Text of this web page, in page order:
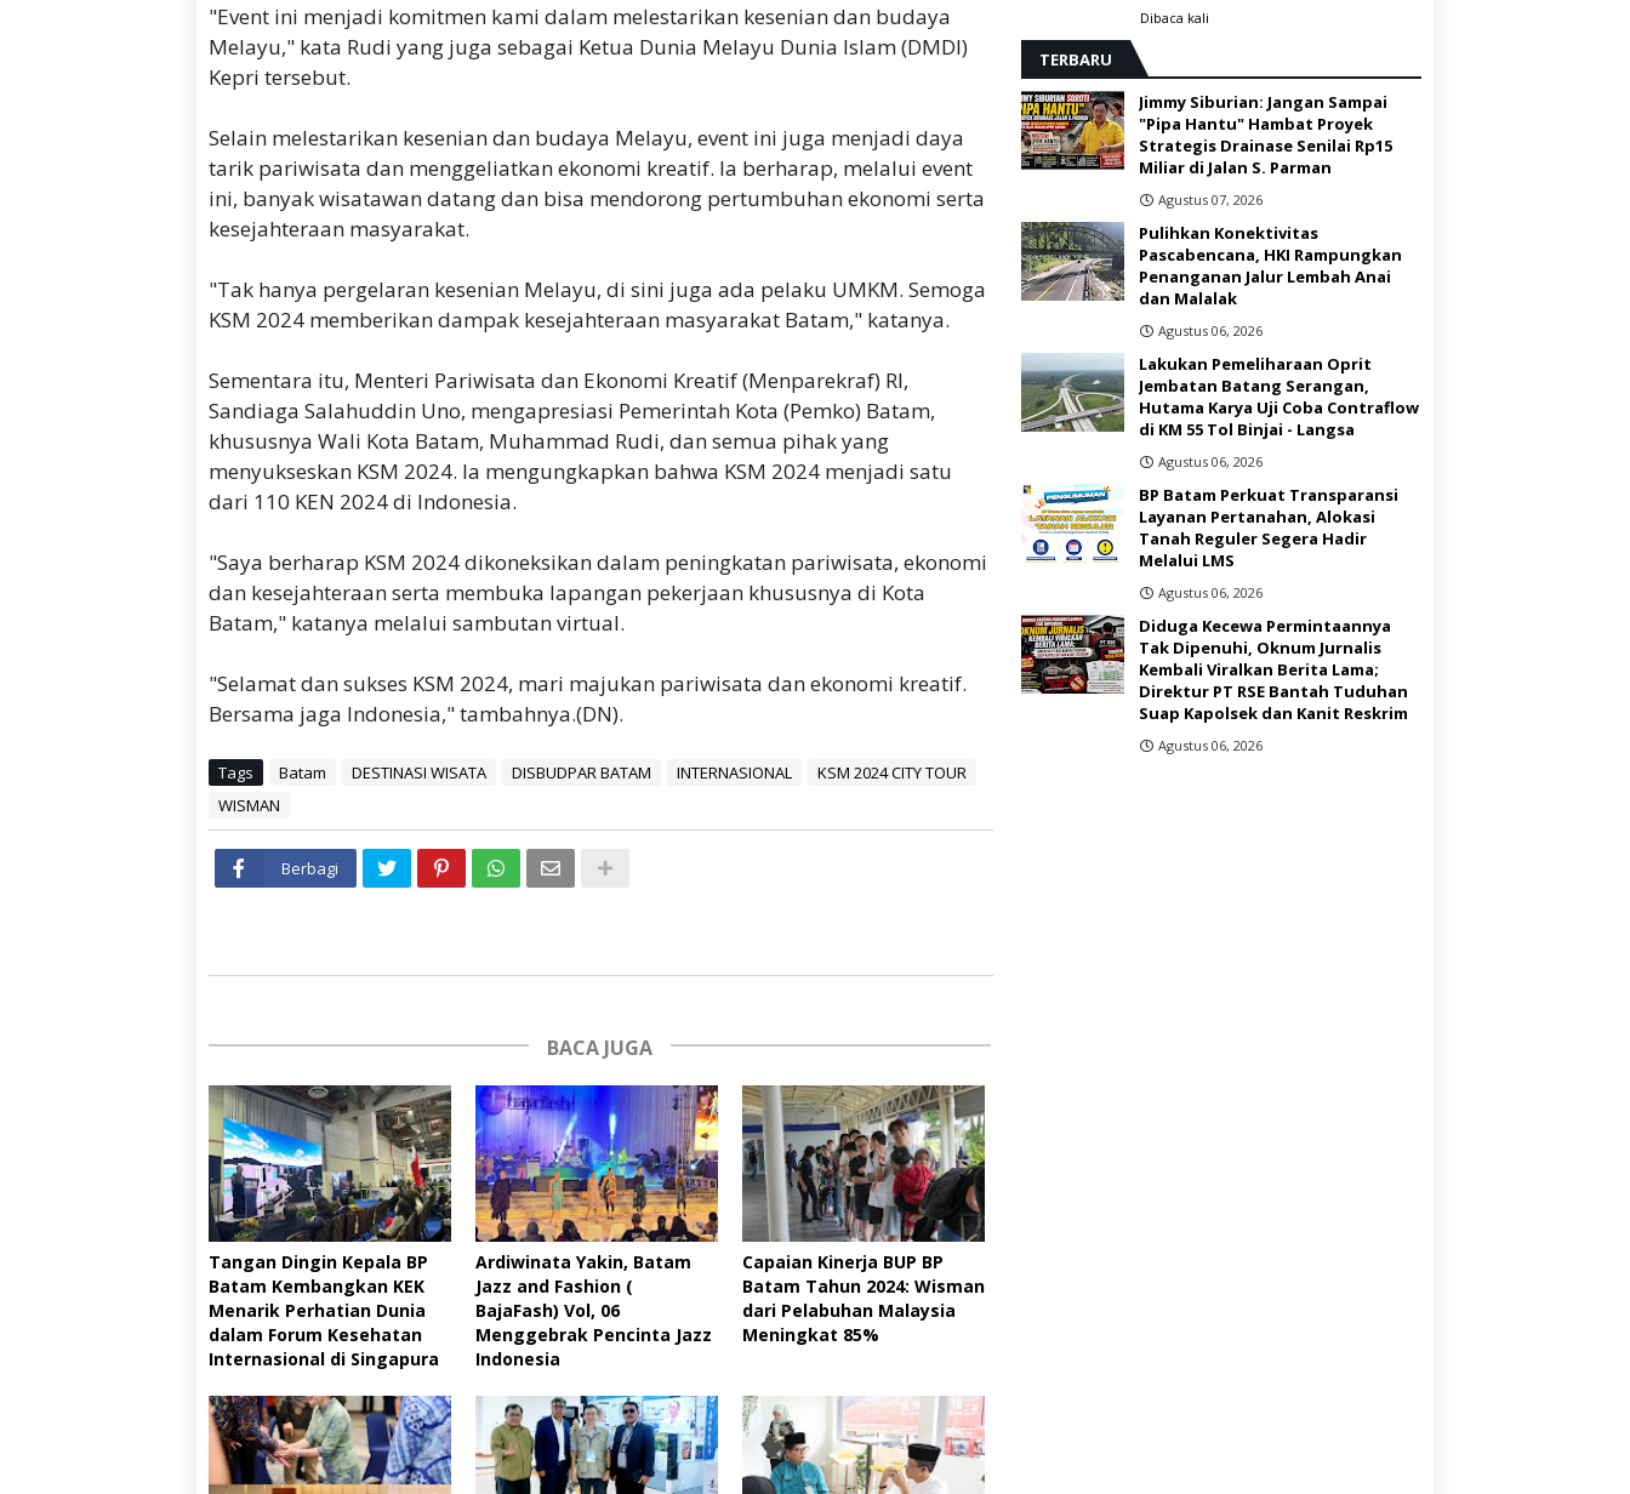
"Event ini menjadi komitmen kami dalam melestarikan kesenian dan budaya
Melayu," kata Rudi yang juga sebagai Ketua Dunia Melayu Dunia Islam (DMDI)
Kepri tersebut.
Selain melestarikan kesenian dan budaya Melayu, event ini juga menjadi daya
tarik pariwisata dan menggeliatkan ekonomi kreatif. Ia berharap, melalui event
ini, banyak wisatawan datang dan bisa mendorong pertumbuhan ekonomi serta
kesejahteraan masyarakat.
"Tak hanya pergelaran kesenian Melayu, di sini juga ada pelaku UMKM. Semoga
KSM 2024 memberikan dampak kesejahteraan masyarakat Batam," katanya.
Sementara itu, Menteri Pariwisata dan Ekonomi Kreatif (Menparekraf) RI,
Sandiaga Salahuddin Uno, mengapresiasi Pemerintah Kota (Pemko) Batam,
khususnya Wali Kota Batam, Muhammad Rudi, dan semua pihak yang
menyukseskan KSM 2024. Ia mengungkapkan bahwa KSM 2024 menjadi satu
dari 110 KEN 2024 di Indonesia.
"Saya berharap KSM 2024 dikoneksikan dalam peningkatan pariwisata, ekonomi
dan kesejahteraan serta membuka lapangan pekerjaan khususnya di Kota
Batam," katanya melalui sambutan virtual.
"Selamat dan sukses KSM 2024, mari majukan pariwisata dan ekonomi kreatif.
Bersama jaga Indonesia," tambahnya.(DN).
Tags Batam DESTINASI WISATA DISBUDPAR BATAM INTERNASIONAL
KSM 2024 CITY TOUR
WISMAN
Berbagi
BACA JUGA
Tangan Dingin Kepala BP
Batam Kembangkan KEK
Menarik Perhatian Dunia
dalam Forum Kesehatan
Internasional di Singapura
Ardiwinata Yakin, Batam
Jazz and Fashion (
BajaFash) Vol, 06
Menggebrak Pencinta Jazz
Indonesia
Capaian Kinerja BUP BP
Batam Tahun 2024: Wisman
dari Pelabuhan Malaysia
Meningkat 85%
Dibaca kali
TERBARU
Jimmy Siburian: Jangan Sampai
"Pipa Hantu" Hambat Proyek
Strategis Drainase Senilai Rp15
Miliar di Jalan S. Parman
Agustus 07, 2026
Pulihkan Konektivitas
Pascabencana, HKI Rampungkan
Penanganan Jalur Lembah Anai
dan Malalak
Agustus 06, 2026
Lakukan Pemeliharaan Oprit
Jembatan Batang Serangan,
Hutama Karya Uji Coba Contraflow
di KM 55 Tol Binjai - Langsa
Agustus 06, 2026
BP Batam Perkuat Transparansi
Layanan Pertanahan, Alokasi
Tanah Reguler Segera Hadir
Melalui LMS
Agustus 06, 2026
Diduga Kecewa Permintaannya
Tak Dipenuhi, Oknum Jurnalis
Kembali Viralkan Berita Lama;
Direktur PT RSE Bantah Tuduhan
Suap Kapolsek dan Kanit Reskrim
Agustus 06, 2026